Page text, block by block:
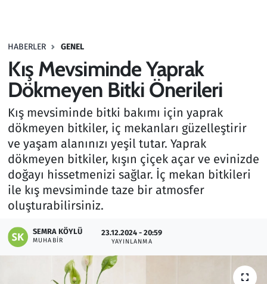
HABERLER GENEL
Kış Mevsiminde Yaprak
Dökmeyen Bitki Önerileri
Kış mevsiminde bitki bakımı için yaprak
dökmeyen bitkiler, iç mekanları güzelleştirir
ve yaşam alanınızı yeşil tutar. Yaprak
dökmeyen bitkiler, kışın çiçek açar ve evinizde
doğayı hissetmenizi sağlar. İç mekan bitkileri
ile kış mevsiminde taze bir atmosfer
oluşturabilirsiniz.
SEMRA KÖYLÜ
MUHABIR
23.12.2024 - 20:59
YAYINLANMA
Haber
Kültür Sanat
Kurumsal Haberler
Lezzet Durağı
Memur ve Kamu
Otomobil
Oyun
Ramazan